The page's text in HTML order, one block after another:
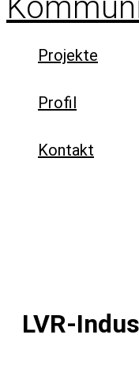
Projekte
Profil
Kontakt
LVR-